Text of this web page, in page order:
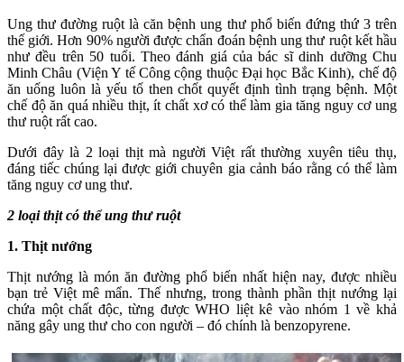
Ung thư đường ruột là căn bệnh ung thư phổ biến đứng thứ 3 trên
thế giới. Hơn 90% người được chẩn đoán bệnh ung thư ruột kết hầu
như đều trên 50 tuổi. Theo đánh giá của bác sĩ dinh dưỡng Chu
Minh Châu (Viện Y tế Công cộng thuộc Đại học Bắc Kinh), chế độ
ăn uống luôn là yếu tố then chốt quyết định tình trạng bệnh. Một
chế độ ăn quá nhiều thịt, ít chất xơ có thể làm gia tăng nguy cơ ung
thư ruột rất cao.
Dưới đây là 2 loại thịt mà người Việt rất thường xuyên tiêu thụ,
đáng tiếc chúng lại được giới chuyên gia cảnh báo rằng có thể làm
tăng nguy cơ ung thư.
2 loại thịt có thể ung thư ruột
1. Thịt nướng
Thịt nướng là món ăn đường phổ biến nhất hiện nay, được nhiều
bạn trẻ Việt mê mẩn. Thế nhưng, trong thành phần thịt nướng lại
chứa một chất độc, từng được WHO liệt kê vào nhóm 1 về khả
năng gây ung thư cho con người – đó chính là benzopyrene.